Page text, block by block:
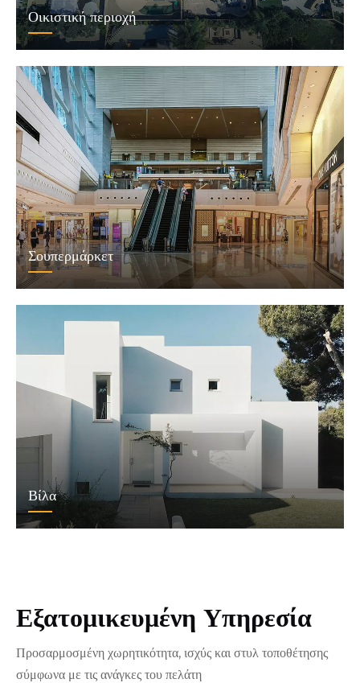
Οικιστική περιοχή
Σουπερμάρκετ
Βίλα
Εξατομικευμένη Υπηρεσία
Προσαρμοσμένη χωρητικότητα, ισχύς και στυλ τοποθέτησης
σύμφωνα με τις ανάγκες του πελάτη